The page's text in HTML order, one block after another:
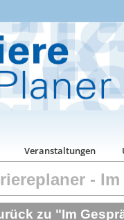
Veranstaltungen
-
zu "Im